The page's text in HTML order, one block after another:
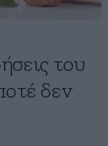
του
δεν